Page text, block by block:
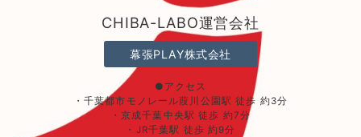
CHIBA-LABO運営会社
幕張PLAY株式会社
●アクセス
・千葉都市モノレール葭川公園駅 徒歩 約3分
・京成千葉中央駅 徒歩 約7分
・JR千葉駅 徒歩 約9分